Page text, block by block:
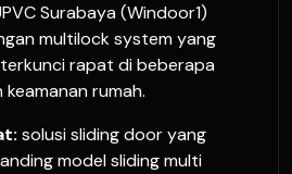
Surabaya (Windoor1)
multilock system yang
rapat di beberapa
rumah.
solusi sliding door yang
model sliding multi